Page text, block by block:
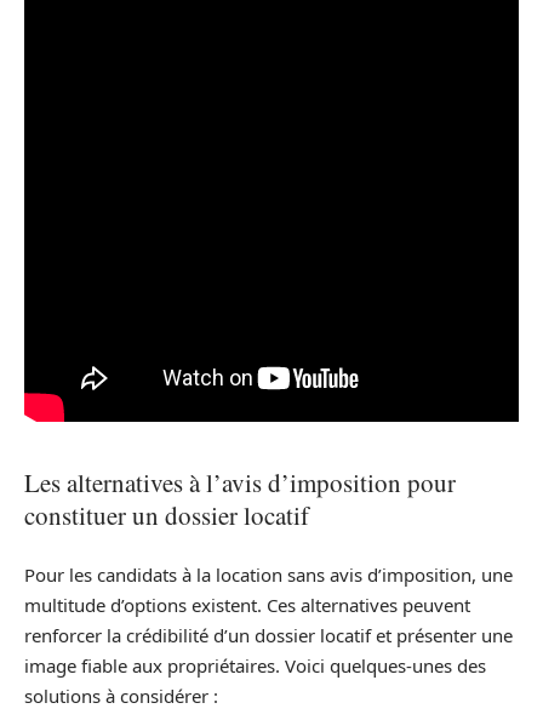
Les alternatives à l’avis d’imposition pour
constituer un dossier locatif
Pour les candidats à la location sans avis d’imposition, une
multitude d’options existent. Ces alternatives peuvent
renforcer la crédibilité d’un dossier locatif et présenter une
image fiable aux propriétaires. Voici quelques-unes des
solutions à considérer :